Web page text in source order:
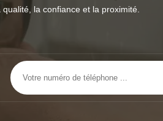
la confiance et la proximité.